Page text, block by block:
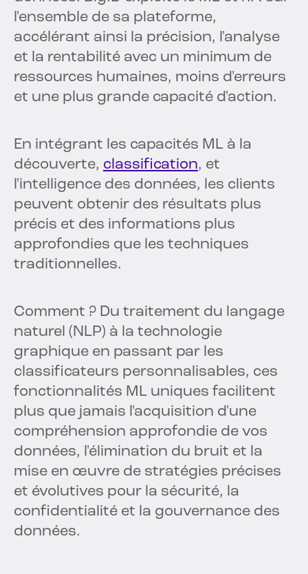
l'ensemble de sa plateforme,
accélérant ainsi la précision, l'analyse
et la rentabilité avec un minimum de
ressources humaines, moins d'erreurs
et une plus grande capacité d'action.
En intégrant les capacités ML à la
découverte, classification, et
l'intelligence des données, les clients
peuvent obtenir des résultats plus
précis et des informations plus
approfondies que les techniques
traditionnelles.
Comment ? Du traitement du langage
naturel (NLP) à la technologie
graphique en passant par les
classificateurs personnalisables, ces
fonctionnalités ML uniques facilitent
plus que jamais l'acquisition d'une
compréhension approfondie de vos
données, l'élimination du bruit et la
mise en œuvre de stratégies précises
et évolutives pour la sécurité, la
confidentialité et la gouvernance des
données.